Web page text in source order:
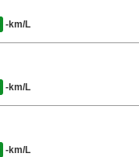
-km/L
-km/L
-km/L